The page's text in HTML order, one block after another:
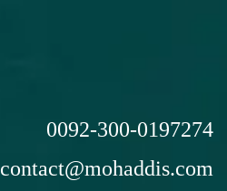
0092-300-0197274
contact@mohaddis.com